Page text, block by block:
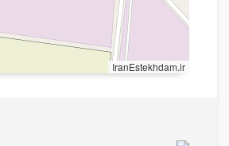
IranEstekhdam.ir